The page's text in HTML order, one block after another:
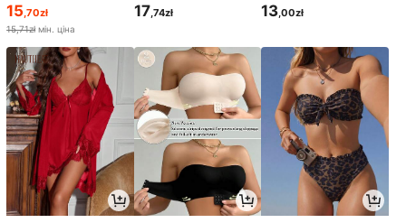
15,70zł
15,71zł мін. ціна
17,74zł 13,00zł